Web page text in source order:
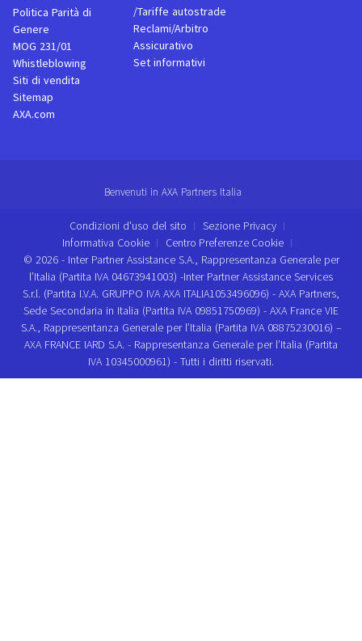
Politica Parità di
Genere
MOG 231/01
Whistleblowing
Siti di vendita
Sitemap
AXA.com
/Tariffe autostrade
Reclami/Arbitro
Assicurativo
Set informativi
Benvenuti in AXA Partners Italia
Condizioni d'uso del sito
Sezione Privacy
Informativa Cookie
Centro Preferenze Cookie
© 2026 - Inter Partner Assistance S.A., Rappresentanza Generale per
l’Italia (Partita IVA 04673941003) -Inter Partner Assistance Services
S.r.l. (Partita I.V.A. GRUPPO IVA AXA ITALIA1053496096) - AXA Partners,
Sede Secondaria in Italia (Partita IVA 09851750969) - AXA France VIE
S.A., Rappresentanza Generale per l’Italia (Partita IVA 08875230016) –
AXA FRANCE IARD S.A. - Rappresentanza Generale per l’Italia (Partita
IVA 10345000961) - Tutti i diritti riservati.